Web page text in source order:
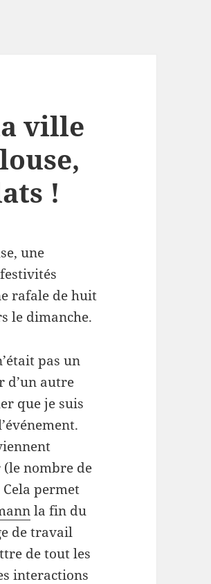
ville
!
une
rafale de huit
le dimanche.
pas un
d’un autre
que je suis
(le nombre de
permet
la fin du
de travail
de tout les
interactions